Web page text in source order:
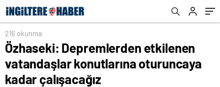
çalışacağız
216 okunma
Özhaseki: Depremlerden etkilenen
vatandaşlar konutlarına oturuncaya
kadar çalışacağız